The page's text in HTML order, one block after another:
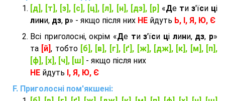
[д], [т], [з], [с], [ц], [л], [н], [дз], [р] «Де ти з'їси ці
лини, дз, р» - якщо після них НЕ йдуть Ь, І, Я, Ю, Є
Всі приголосні, окрім «Де тиз'їси ці лини, дз, р»
та [й], тобто [б], [в], [г], [ґ], [ж], [дж], [к], [м], [п],
[ф], [х], [ч], [ш] - якщо після них
НЕ йдуть І, Я, Ю, Є
Приголосні пом'якшені: